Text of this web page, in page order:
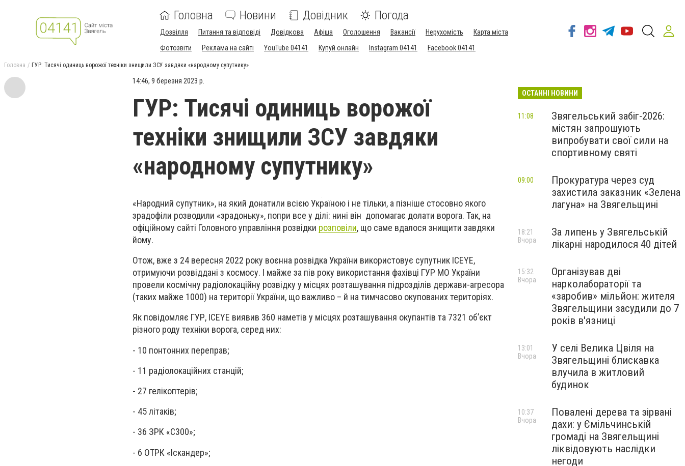
Головна Новини Довідник Погода
Дозвілля Питання та відповіді Довідкова Афіша Оголошення Вакансії Нерухомість
Карта міста
Фотозвіти
Реклама на сайті YouTube 04141 Купуй онлайн Instagram 04141 Facebook 04141
Головна ГУР: Тисячі одиниць ворожої техніки знищили ЗСУ завдяки «народному супутнику»
14:46, 9 березня 2023 р.
ГУР: Тисячі одиниць ворожої
техніки знищили ЗСУ завдяки
«народному супутнику»
«Народний супутник», на який донатили всією Україною і не тільки, а пізніше стосовно якого
зрадофіли розводили «зрадоньку», попри все у ділі: нині він допомагає долати ворога. Так, на
офіційному сайті Головного управління розвідки розповіли, що саме вдалося знищити завдяки
йому.
Отож, вже з 24 вересня 2022 року воєнна розвідка України використовує супутник ICEYE,
отримуючи розвіддані з космосу. І майже за пів року використання фахівці ГУР МО України
провели космічну радіолокаційну розвідку у місцях розташування підрозділів держави-агресора
(таких майже 1000) на території України, що важливо – й на тимчасово окупованих територіях.
Як повідомляє ГУР, ICEYE виявив 360 наметів у місцях розташування окупантів та 7321 об’єкт
різного роду техніки ворога, серед них:
- 10 понтонних переправ;
- 11 радіолокаційних станцій;
- 27 гелікоптерів;
- 45 літаків;
- 36 ЗРК «С300»;
- 6 ОТРК «Іскандер»;
ОСТАННІ НОВИНИ
Звягельський забіг-2026:
містян запрошують
випробувати свої сили на
спортивному святі
11:08
Прокуратура через суд
захистила заказник «Зелена
лагуна» на Звягельщині
09:00
За липень у Звягельській
лікарні народилося 40 дітей
18:21
Вчора
Організував дві
нарколабораторії та
«заробив» мільйон: жителя
Звягельщини засудили до 7
років в'язниці
15:32
Вчора
У селі Велика Цвіля на
Звягельщині блискавка
влучила в житловий
будинок
13:01
Вчора
Повалені дерева та зірвані
дахи: у Ємільчинській
громаді на Звягельщині
ліквідовують наслідки
негоди
10:37
Вчора